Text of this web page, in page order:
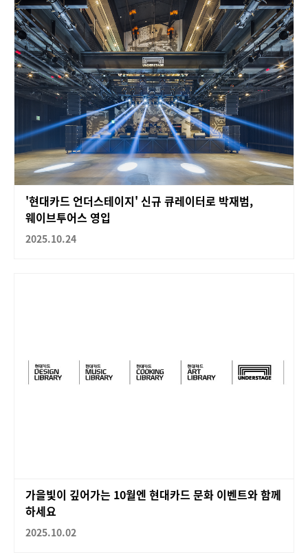
'현대카드 언더스테이지' 신규 큐레이터로 박재범,
웨이브투어스 영입
2025.10.24
가을빛이 깊어가는 10월엔 현대카드 문화 이벤트와 함께
하세요
2025.10.02